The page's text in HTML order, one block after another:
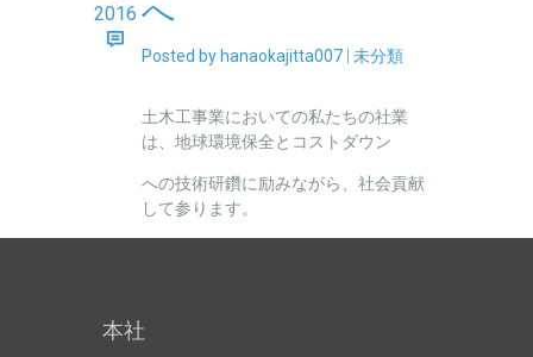
2016 へ
Posted by hanaokajitta007 未分類
土木工事業においての私たちの社業
は、地球環境保全とコストダウン
への技術研鑽に励みながら、社会貢献
して参ります。
本社